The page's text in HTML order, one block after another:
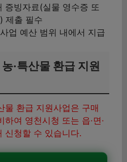
증빙자료(실물 영수증 또
제출 필수
업 예산 범위 내에서 지급
·특산물 환급 지원
물 환급 지원사업은 구매
여 영천시청 또는 읍·면·
신청할 수 있습니다.